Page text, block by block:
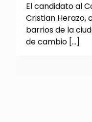
El candidato al
Cristian Herazo,
barrios de la
de cambio […]